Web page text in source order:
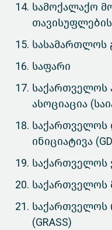
სამოქალაქო
სასამართლოს
საფარი
საქართველოს
ასოციაცია
საქართველოს
ინიციატივა
საქართველოს
საქართველოს
საქართველოს
(GRASS)